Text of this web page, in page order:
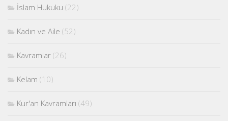
İslam Hukuku (22)
Kadın ve Aile (52)
Kavramlar (26)
Kelam (10)
Kur'an Kavramları (49)